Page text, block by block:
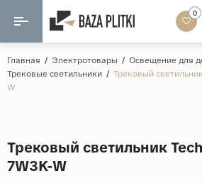
Назад
Керамогранит
Мозаика
0
Главная / Электротовары / Освещение для
Трековые светильники / Трековый
W
Трековый светильник
7W3K-W